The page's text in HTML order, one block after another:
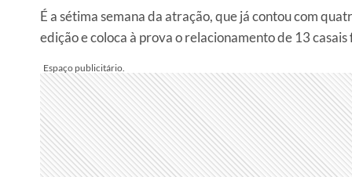
É a sétima semana da atração, que já contou com
edição e coloca à prova o relacionamento de 13 casais